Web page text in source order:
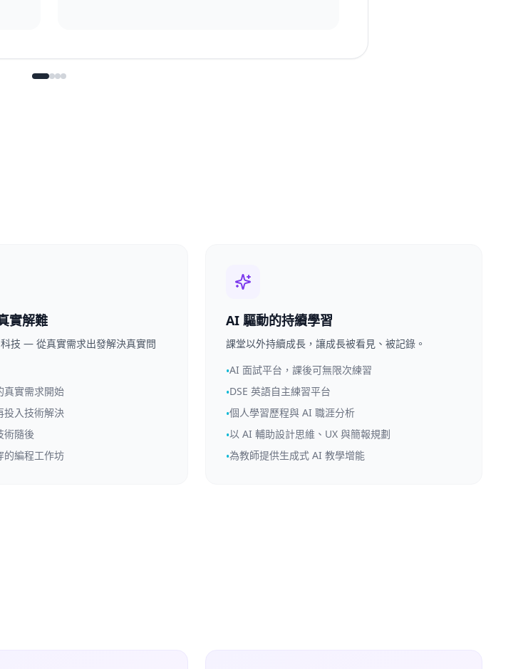
實解難
技 — 從真實需求出發解決真實問
真實需求開始
投入技術解決
術隨後
的編程工作坊
AI 驅動的持續學習
課堂以外持續成長，讓成長被看見、被記錄。
•AI 面試平台，課後可無限次練習
•DSE 英語自主練習平台
•個人學習歷程與 AI 職涯分析
•以 AI 輔助設計思維、UX 與簡報規劃
•為教師提供生成式 AI 教學增能